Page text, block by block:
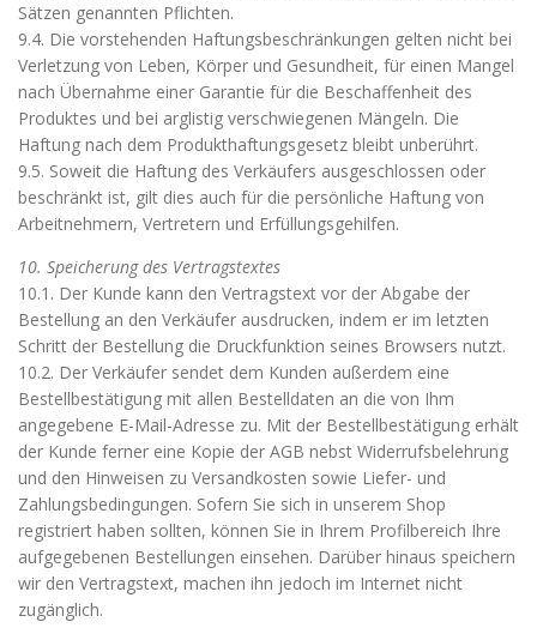
Sätzen genannten Pflichten.
9.4. Die vorstehenden Haftungsbeschränkungen gelten nicht bei
Verletzung von Leben, Körper und Gesundheit, für einen Mangel
nach Übernahme einer Garantie für die Beschaffenheit des
Produktes und bei arglistig verschwiegenen Mängeln. Die
Haftung nach dem Produkthaftungsgesetz bleibt unberührt.
9.5. Soweit die Haftung des Verkäufers ausgeschlossen oder
beschränkt ist, gilt dies auch für die persönliche Haftung von
Arbeitnehmern, Vertretern und Erfüllungsgehilfen.
10. Speicherung des Vertragstextes
10.1. Der Kunde kann den Vertragstext vor der Abgabe der
Bestellung an den Verkäufer ausdrucken, indem er im letzten
Schritt der Bestellung die Druckfunktion seines Browsers nutzt.
10.2. Der Verkäufer sendet dem Kunden außerdem eine
Bestellbestätigung mit allen Bestelldaten an die von Ihm
angegebene E-Mail-Adresse zu. Mit der Bestellbestätigung erhält
der Kunde ferner eine Kopie der AGB nebst Widerrufsbelehrung
und den Hinweisen zu Versandkosten sowie Liefer- und
Zahlungsbedingungen. Sofern Sie sich in unserem Shop
registriert haben sollten, können Sie in Ihrem Profilbereich Ihre
aufgegebenen Bestellungen einsehen. Darüber hinaus speichern
wir den Vertragstext, machen ihn jedoch im Internet nicht
zugänglich.